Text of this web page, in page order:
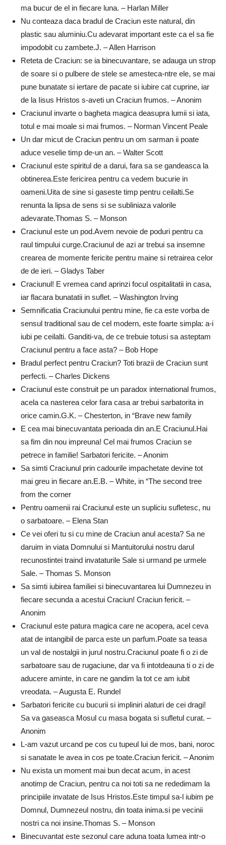
ma bucur de el in fiecare luna. – Harlan Miller
Nu conteaza daca bradul de Craciun este natural, din
plastic sau aluminiu.Cu adevarat important este ca el sa fie
impodobit cu zambete.J. – Allen Harrison
Reteta de Craciun: se ia binecuvantare, se adauga un strop
de soare si o pulbere de stele se amesteca-ntre ele, se mai
pune bunatate si iertare de pacate si iubire cat cuprine, iar
de la Iisus Hristos s-aveti un Craciun frumos. – Anonim
Craciunul invarte o bagheta magica deasupra lumii si iata,
totul e mai moale si mai frumos. – Norman Vincent Peale
Un dar micut de Craciun pentru un om sarman ii poate
aduce veselie timp de-un an. – Walter Scott
Craciunul este spiritul de a darui, fara sa se gandeasca la
obtinerea.Este fericirea pentru ca vedem bucurie in
oameni.Uita de sine si gaseste timp pentru ceilalti.Se
renunta la lipsa de sens si se subliniaza valorile
adevarate.Thomas S. – Monson
Craciunul este un pod.Avem nevoie de poduri pentru ca
raul timpului curge.Craciunul de azi ar trebui sa insemne
crearea de momente fericite pentru maine si retrairea celor
de de ieri. – Gladys Taber
Craciunul! E vremea cand aprinzi focul ospitalitatii in casa,
iar flacara bunatatii in suflet. – Washington Irving
Semnificatia Craciunului pentru mine, fie ca este vorba de
sensul traditional sau de cel modern, este foarte simpla: a-i
iubi pe ceilalti. Ganditi-va, de ce trebuie totusi sa asteptam
Craciunul pentru a face asta? – Bob Hope
Bradul perfect pentru Craciun? Toti brazii de Craciun sunt
perfecti. – Charles Dickens
Craciunul este construit pe un paradox international frumos,
acela ca nasterea celor fara casa ar trebui sarbatorita in
orice camin.G.K. – Chesterton, in “Brave new family
E cea mai binecuvantata perioada din an.E Craciunul.Hai
sa fim din nou impreuna! Cel mai frumos Craciun se
petrece in familie! Sarbatori fericite. – Anonim
Sa simti Craciunul prin cadourile impachetate devine tot
mai greu in fiecare an.E.B. – White, in “The second tree
from the corner
Pentru oamenii rai Craciunul este un supliciu sufletesc, nu
o sarbatoare. – Elena Stan
Ce vei oferi tu si cu mine de Craciun anul acesta? Sa ne
daruim in viata Domnului si Mantuitorului nostru darul
recunostintei traind invataturile Sale si urmand pe urmele
Sale. – Thomas S. Monson
Sa simti iubirea familiei si binecuvantarea lui Dumnezeu in
fiecare secunda a acestui Craciun! Craciun fericit. –
Anonim
Craciunul este patura magica care ne acopera, acel ceva
atat de intangibil de parca este un parfum.Poate sa teasa
un val de nostalgii in jurul nostru.Craciunul poate fi o zi de
sarbatoare sau de rugaciune, dar va fi intotdeauna ti o zi de
aducere aminte, in care ne gandim la tot ce am iubit
vreodata. – Augusta E. Rundel
Sarbatori fericite cu bucurii si impliniri alaturi de cei dragi!
Sa va gaseasca Mosul cu masa bogata si sufletul curat. –
Anonim
L-am vazut urcand pe cos cu tupeul lui de mos, bani, noroc
si sanatate le avea in cos pe toate.Craciun fericit. – Anonim
Nu exista un moment mai bun decat acum, in acest
anotimp de Craciun, pentru ca noi toti sa ne rededimam la
principiile invatate de Isus Hristos.Este timpul sa-l iubim pe
Domnul, Dumnezeul nostru, din toata inima.si pe vecinii
nostri ca noi insine.Thomas S. – Monson
Binecuvantat este sezonul care aduna toata lumea intr-o